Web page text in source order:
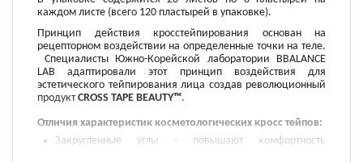
каждом листе (всего 120 пластырей в упаковке).
Принцип действия кросстейпирования основан на
рецепторном воздействии на определенные точки на теле.
Специалисты Южно-Корейской лаборатории BBALANCE
LAB адаптировали этот принцип воздействия для
эстетического тейпирования лица создав революционный
продуктCROSS TAPE BEAUTY™.
Отличия характеристик косметологических кросс тейпов:
Закругленные углы - повышают комфортность